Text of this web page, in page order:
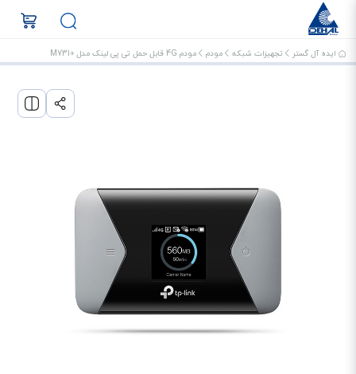
ایده آل گستر تجهیزات شبکه مودم مودم 4G قابل حمل تی پی لینک مدل M7310